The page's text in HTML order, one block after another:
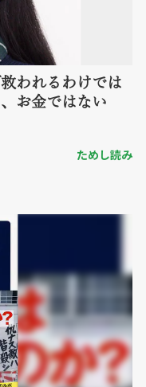
われるわけでは
お金ではない
ためし読み